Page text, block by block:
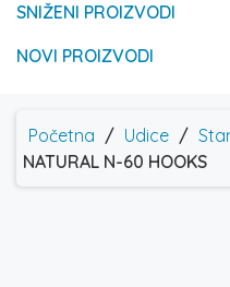
SNIŽENI PROIZVODI
NOVI PROIZVODI
Početna / Udice /
NATURAL N-60 HOOKS